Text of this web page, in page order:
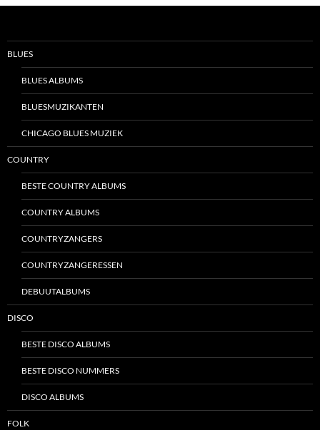
BLUES
BLUES ALBUMS
BLUESMUZIKANTEN
CHICAGO BLUES MUZIEK
COUNTRY
BESTE COUNTRY ALBUMS
COUNTRY ALBUMS
COUNTRYZANGERS
COUNTRYZANGERESSEN
DEBUUTALBUMS
DISCO
BESTE DISCO ALBUMS
BESTE DISCO NUMMERS
DISCO ALBUMS
FOLK